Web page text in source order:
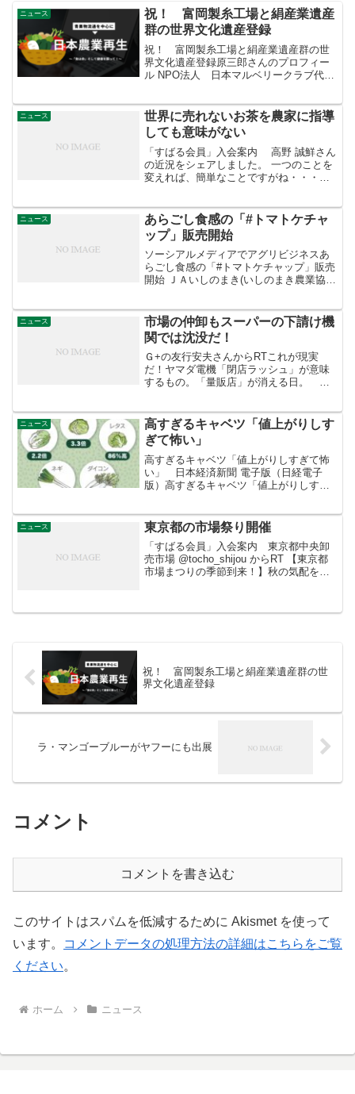
ニュース
祝！ 富岡製糸工場と絹産業遺産
群の世界文化遺産登録
祝！ 富岡製糸工場と絹産業遺産群の世
界文化遺産登録原三郎さんのプロフィー
ル NPO法人 日本マルベリークラブ代表
用方法の研究、それらの効果の普及活
動...
ニュース
世界に売れないお茶を農家に指導
しても意味がない
「すばる会員」入会案内 高野 誠鮮さん
の近況をシェアしました。 一つのことを
変えれば、簡単なことですがね・・・
れないお茶。世界に売れないお茶を農家
に指導しても意...
ニュース
あらごし食感の「#トマトケチャ
ップ」販売開始
ソーシアルメディアでアグリビジネスあ
らごし食感の「#トマトケチャップ」販売
開始 ＪＡいしのまき(いしのまき農業協同
ッキングトマト「すずこま」を使い...
ニュース
市場の仲卸もスーパーの下請け機
関では沈没だ！
Ｇ+の友行安夫さんからRTこれが現実
だ！ヤマダ電機「閉店ラッシュ」が意味
するもの。「量販店」が消える日。 家
書いたが、いよいよ現実味をまして来
た！ それが、「現代ビジネ...
ニュース
高すぎるキャベツ「値上がりしす
ぎて怖い」
高すぎるキャベツ「値上がりしすぎて怖
い」 日本経済新聞 電子版（日経電子
版）高すぎるキャベツ「値上がりしすぎ
足で出荷量は減少。農業従事者が減る
中、政府はコスト転...
ニュース 東京都の市場祭り開催
「すばる会員」入会案内 東京都中央卸
売市場 @tocho_shijou からRT 【東京都
市場まつりの季節到来！】秋の気配を感
谷・豊島、10/26大田・板...
祝！ 富岡製糸工場と絹産業遺産群の世
界文化遺産登録
ラ・マンゴーブルーがヤフーにも出展
コメント
コメントを書き込む
このサイトはスパムを低減するために Akismet を使って
います。
コメントデータの処理方法の詳細はこちらをご覧
ください。
ホーム ニュース